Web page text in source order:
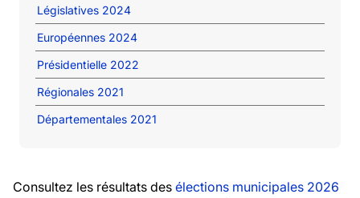
Législatives 2024
Européennes 2024
Présidentielle 2022
Régionales 2021
Départementales 2021
Consultez les résultats des élections municipales 2026